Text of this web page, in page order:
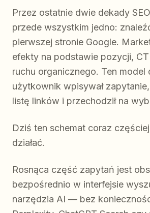
Przez ostatnie dwie dekady
przede wszystkim jedno:
pierwszej stronie Google.
efekty na podstawie pozycji,
ruchu organicznego. Ten model
użytkownik wpisywał
listę linków i przechodził na
Dziś ten schemat coraz
działać.
Rosnąca część zapytań jest
bezpośrednio w interfejsie
narzędzia AI — bez